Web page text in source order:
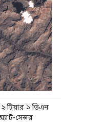
টিয়ার ১ ডিএন
সেন্সর